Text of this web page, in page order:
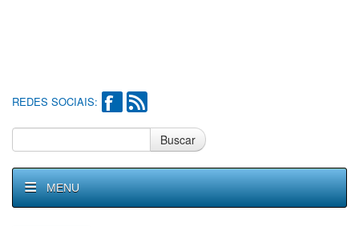
REDES SOCIAIS:
Buscar
MENU